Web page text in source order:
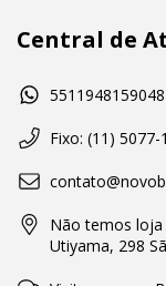
Central de
5511948159048
Fixo: (11)
Não temos loja
Utiyama, 298